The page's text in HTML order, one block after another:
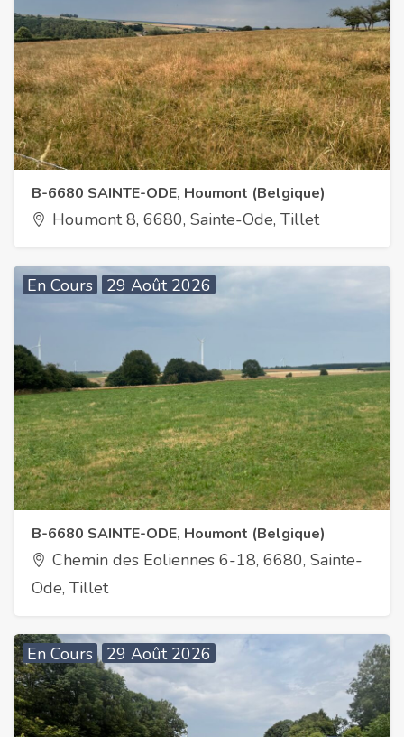
B-6680 SAINTE-ODE, Houmont (Belgique)
Houmont 8, 6680, Sainte-Ode, Tillet
En Cours 29 Août 2026
B-6680 SAINTE-ODE, Houmont (Belgique)
Chemin des Eoliennes 6-18, 6680, Sainte-
Ode, Tillet
En Cours 29 Août 2026